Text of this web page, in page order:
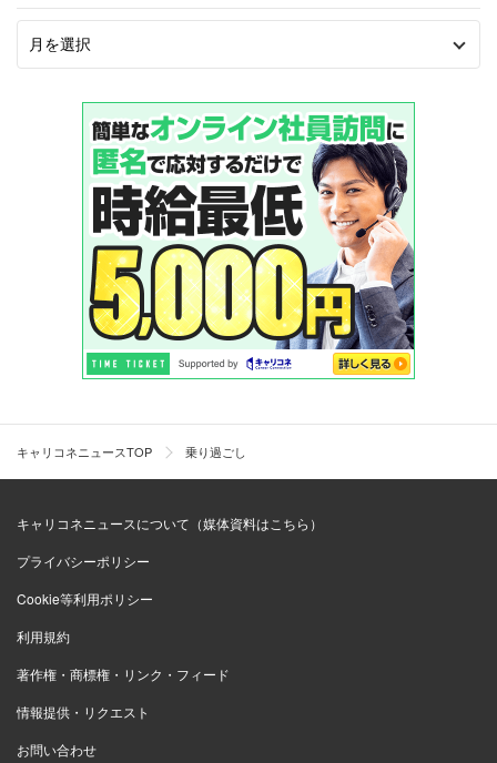
キャリコネニュースTOP 乗り過ごし
キャリコネニュースについて（媒体資料はこちら）
プライバシーポリシー
Cookie等利用ポリシー
利用規約
著作権・商標権・リンク・フィード
情報提供・リクエスト
お問い合わせ